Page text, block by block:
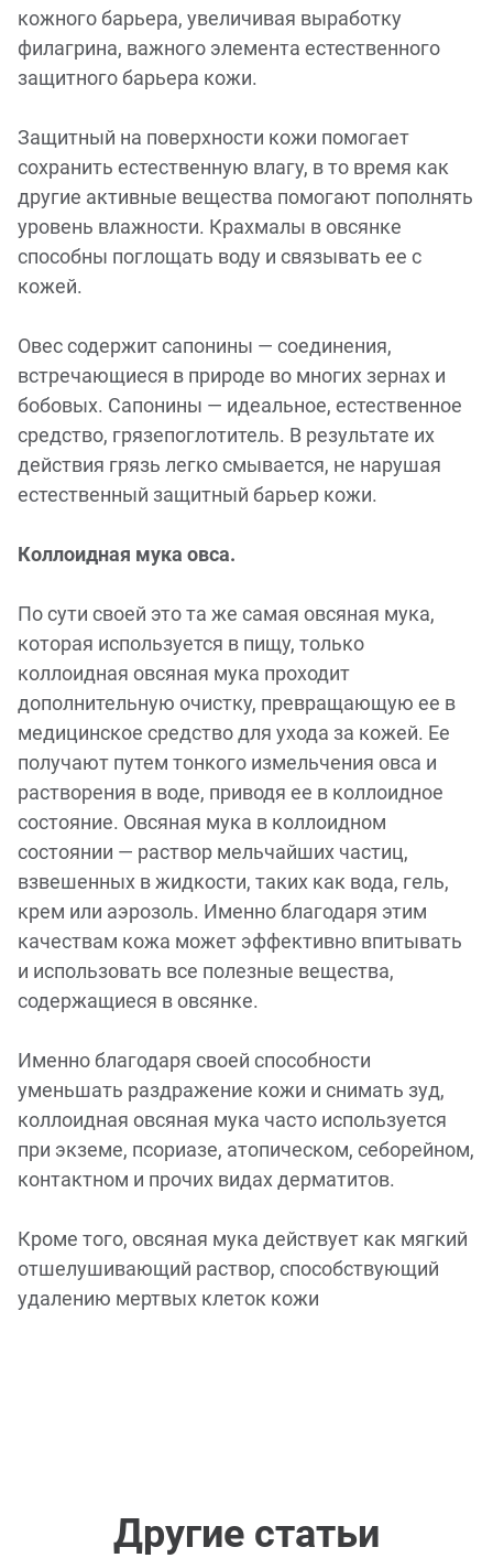
кожного барьера, увеличивая выработку
филагрина, важного элемента естественного
защитного барьера кожи.
Защитный на поверхности кожи помогает
сохранить естественную влагу, в то время как
другие активные вещества помогают пополнять
уровень влажности. Крахмалы в овсянке
способны поглощать воду и связывать ее с
кожей.
Овес содержит сапонины — соединения,
встречающиеся в природе во многих зернах и
бобовых. Сапонины — идеальное, естественное
средство, грязепоглотитель. В результате их
действия грязь легко смывается, не нарушая
естественный защитный барьер кожи.
Коллоидная мука овса.
По сути своей это та же самая овсяная мука,
которая используется в пищу, только
коллоидная овсяная мука проходит
дополнительную очистку, превращающую ее в
медицинское средство для ухода за кожей. Ее
получают путем тонкого измельчения овса и
растворения в воде, приводя ее в коллоидное
состояние. Овсяная мука в коллоидном
состоянии — раствор мельчайших частиц,
взвешенных в жидкости, таких как вода, гель,
крем или аэрозоль. Именно благодаря этим
качествам кожа может эффективно впитывать
и использовать все полезные вещества,
содержащиеся в овсянке.
Именно благодаря своей способности
уменьшать раздражение кожи и снимать зуд,
коллоидная овсяная мука часто используется
при экземе, псориазе, атопическом, себорейном,
контактном и прочих видах дерматитов.
Кроме того, овсяная мука действует как мягкий
отшелушивающий раствор, способствующий
удалению мертвых клеток кожи
Другие статьи